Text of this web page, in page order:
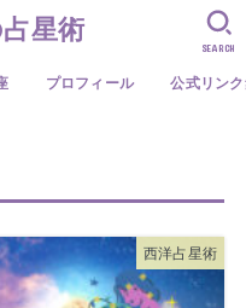
星術
プロフィール 公式リン
SEARCH
西洋占星術